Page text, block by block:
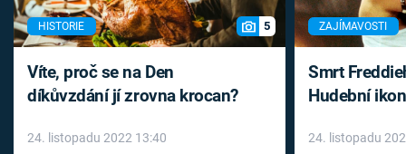
HISTORIE 5
Víte, proč se na Den
díkůvzdání jí zrovna krocan?
24. listopadu 2022 13:40
ZAJÍMAVOSTI
Smrt
Hudební
léky
24. listopadu